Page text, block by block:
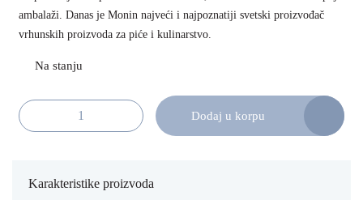
ambalaži. Danas je Monin najveći i najpoznatiji svetski proizvođač
vrhunskih proizvoda za piće i kulinarstvo.
Monin liker Braon kakao 70cl količinaDodaj u korpu
Karakteristike proizvoda